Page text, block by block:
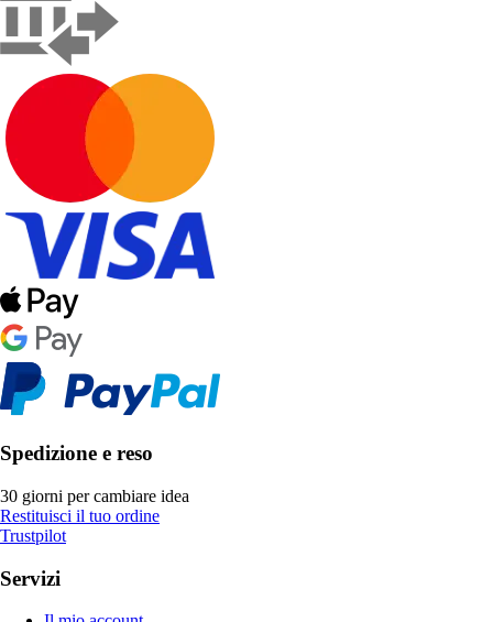
Spedizione e reso
30 giorni per cambiare idea
Restituisci il tuo ordine
Trustpilot
Servizi